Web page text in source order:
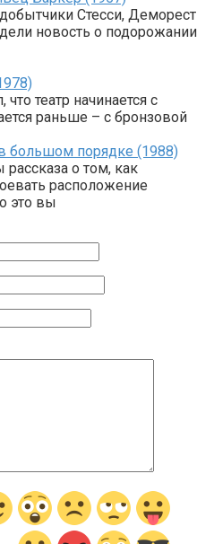
Стесси, Деморест
новость о подорожании
театр начинается с
раньше – с бронзовой
большом порядке (1988)
о том, как
расположение
это вы